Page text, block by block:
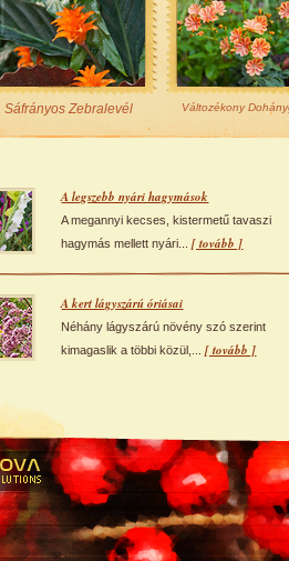
Sáfrányos Zebralevél Változékony
A legszebb nyári hagymások
A megannyi kecses, kistermetű tavaszi
hagymás mellett nyári...[ tovább ]
A kert lágyszárú óriásai
Néhány lágyszárú növény szó szerint
kimagaslik a többi közül,...[ tovább ]